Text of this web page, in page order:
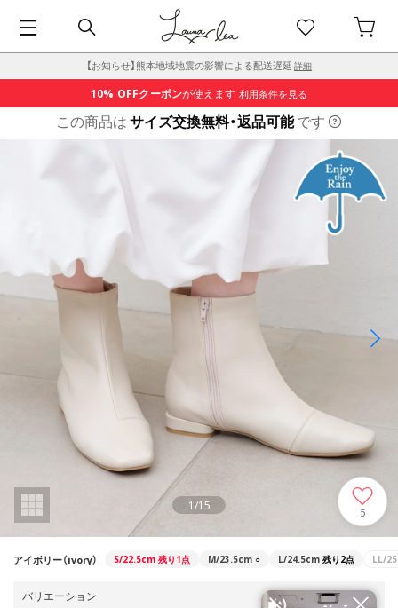
【お知らせ】熊本地域地震の影響による配送遅延 詳細
10% OFFクーポンが使えます 利用条件を見る
この商品はサイズ交換無料・返品可能です
1/15 5
アイボリー（ivory） S/22.5cm 残り1点 M/23.5cm ○ L/24.5cm 残り2点 LL/
バリエーション